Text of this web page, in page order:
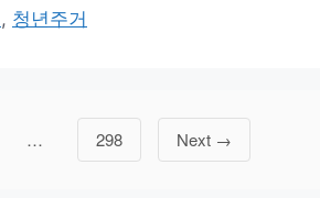
, 청년주거
… Page
298 Next →